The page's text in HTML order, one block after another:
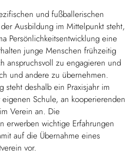
und fußballerischen
Ausbildung im Mittelpunkt steht,
Persönlichkeitsentwicklung eine
junge Menschen frühzeitig
anspruchsvoll zu engagieren und
und andere zu übernehmen.
steht deshalb ein Praxisjahr im
Schule, an kooperierenden
Verein an. Die
erwerben wichtige Erfahrungen
auf die Übernahme eines
vor.